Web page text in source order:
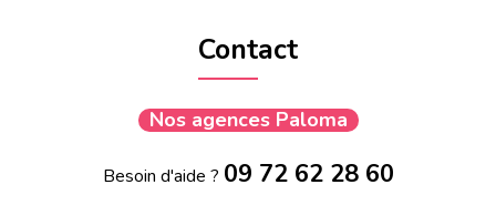
Contact
Nos agences Paloma
Besoin d'aide ? 09 72 62 28 60